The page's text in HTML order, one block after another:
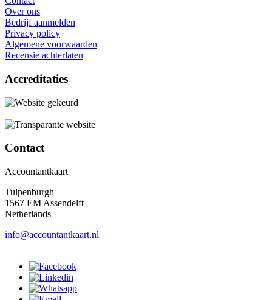
Over ons
Bedrijf aanmelden
Privacy policy
Algemene voorwaarden
Recensie achterlaten
Accreditaties
Contact
Accountantkaart
Tulpenburgh
1567 EM Assendelft
Netherlands
info@accountantkaart.nl